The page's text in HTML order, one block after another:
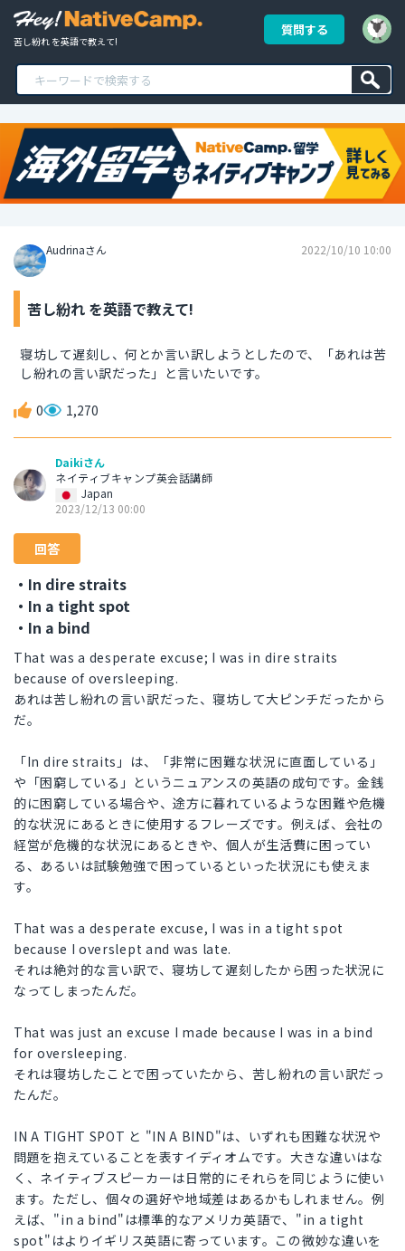
苦し紛れ を英語で教えて!
質問する
Audrinaさん 2022/10/10 10:00
苦し紛れ を英語で教えて!
寝坊して遅刻し、何とか言い訳しようとしたので、「あれは苦
し紛れの言い訳だった」と言いたいです。
0 1,270
Daikiさん
ネイティブキャンプ英会話講師
Japan
2023/12/13 00:00
回答
・In dire straits
・In a tight spot
・In a bind
That was a desperate excuse; I was in dire straits
because of oversleeping.
あれは苦し紛れの言い訳だった、寝坊して大ピンチだったから
だ。
「In dire straits」は、「非常に困難な状況に直面している」
や「困窮している」というニュアンスの英語の成句です。金銭
的に困窮している場合や、途方に暮れているような困難や危機
的な状況にあるときに使用するフレーズです。例えば、会社の
経営が危機的な状況にあるときや、個人が生活費に困ってい
る、あるいは試験勉強で困っているといった状況にも使えま
す。
That was a desperate excuse, I was in a tight spot
because I overslept and was late.
それは絶対的な言い訳で、寝坊して遅刻したから困った状況に
なってしまったんだ。
That was just an excuse I made because I was in a bind
for oversleeping.
それは寝坊したことで困っていたから、苦し紛れの言い訳だっ
たんだ。
IN A TIGHT SPOT と "IN A BIND"は、いずれも困難な状況や
問題を抱えていることを表すイディオムです。大きな違いはな
く、ネイティブスピーカーは日常的にそれらを同じように使い
ます。ただし、個々の選好や地域差はあるかもしれません。例
えば、"in a bind"は標準的なアメリカ英語で、"in a tight
spot"はよりイギリス英語に寄っています。この微妙な違いを